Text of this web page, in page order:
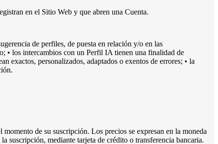
en el Sitio Web y que abren una Cuenta.
de perfiles, de puesta en relación y/o en las
• los intercambios con un Perfil IA tienen una finalidad de
exactos, personalizados, adaptados o exentos de errores; • la
de su suscripción. Los precios se expresan en la moneda
suscripción, mediante tarjeta de crédito o transferencia bancaria.